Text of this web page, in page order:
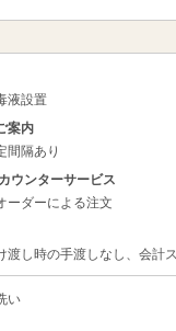
液設置
案内
間隔あり
ウンターサービス
ーダーによる注文
渡し時の手渡しなし、会計
い